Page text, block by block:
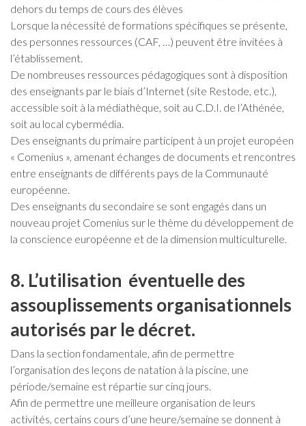
dehors du temps de cours des élèves
Lorsque la nécessité de formations spécifiques se présente,
des personnes ressources (CAF, …) peuvent être invitées à
l’établissement.
De nombreuses ressources pédagogiques sont à disposition
des enseignants par le biais d’Internet (site Restode, etc.),
accessible soit à la médiathèque, soit au C.D.I. de l’Athénée,
soit au local cybermédia.
Des enseignants du primaire participent à un projet européen
« Comenius », amenant échanges de documents et rencontres
entre enseignants de différents pays de la Communauté
européenne.
Des enseignants du secondaire se sont engagés dans un
nouveau projet Comenius sur le thème du développement de
la conscience européenne et de la dimension multiculturelle.
8. L’utilisation éventuelle des
assouplissements organisationnels
autorisés par le décret.
Dans la section fondamentale, afin de permettre
l’organisation des leçons de natation à la piscine, une
période/semaine est répartie sur cinq jours.
Afin de permettre une meilleure organisation de leurs
activités, certains cours d’une heure/semaine se donnent à